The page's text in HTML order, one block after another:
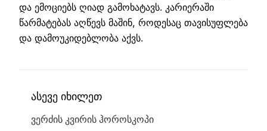
და ემოციებს ღიად გამოხატავს. კარიერაში
წარმატებას აღწევს მაშინ, როდესაც თავისუფლება
და დამოუკიდებლობა აქვს.
ასევე იხილეთ
ვერძის კვირის ჰოროსკოპი